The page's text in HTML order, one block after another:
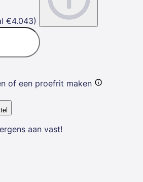
€4.043)
of een proefrit maken
aan vast!